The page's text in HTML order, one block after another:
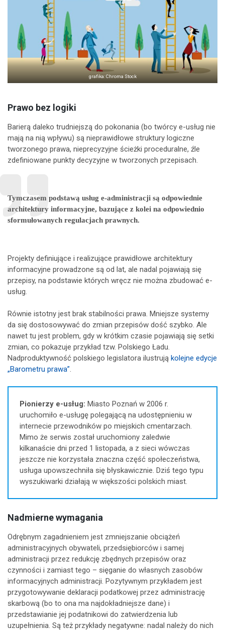
grafika: Chroma Stock
Prawo bez logiki
Barierą daleko trudniejszą do pokonania (bo twórcy e-usług nie
mają na nią wpływu) są nieprawidłowe struktury logiczne
tworzonego prawa, nieprecyzyjne ścieżki proceduralne, źle
zdefiniowane punkty decyzyjne w tworzonych przepisach.
Tymczasem podstawą usług e-administracji są odpowiednie
architektury informacyjne, bazujące z kolei na odpowiednio
sformułowanych regulacjach prawnych.
Projekty definiujące i realizujące prawidłowe architektury
informacyjne prowadzone są od lat, ale nadal pojawiają się
przepisy, na podstawie których wręcz nie można zbudować e-
usług.
Równie istotny jest brak stabilności prawa. Mniejsze systemy
da się dostosowywać do zmian przepisów dość szybko. Ale
nawet tu jest problem, gdy w krótkim czasie pojawiają się setki
zmian, co pokazuje przykład tzw. Polskiego Ładu.
Nadproduktywność polskiego legislatora ilustrują kolejne edycje
„Barometru prawa”.
Pionierzy e-usług: Miasto Poznań w 2006 r.
uruchomiło e-usługę polegającą na udostępnieniu w
internecie przewodników po miejskich cmentarzach.
Mimo że serwis został uruchomiony zaledwie
kilkanaście dni przed 1 listopada, a z sieci wówczas
jeszcze nie korzystała znaczna część społeczeństwa,
usługa upowszechniła się błyskawicznie. Dziś tego typu
wyszukiwarki działają w większości polskich miast.
Nadmierne wymagania
Odrębnym zagadnieniem jest zmniejszanie obciążeń
administracyjnych obywateli, przedsiębiorców i samej
administracji przez redukcję zbędnych przepisów oraz
czynności i zamiast tego – sięganie do własnych zasobów
informacyjnych administracji. Pozytywnym przykładem jest
przygotowywanie deklaracji podatkowej przez administrację
skarbową (bo to ona ma najdokładniejsze dane) i
przedstawianie jej podatnikowi do zatwierdzenia lub
uzupełnienia. Są też przykłady negatywne: nadal należy do nich